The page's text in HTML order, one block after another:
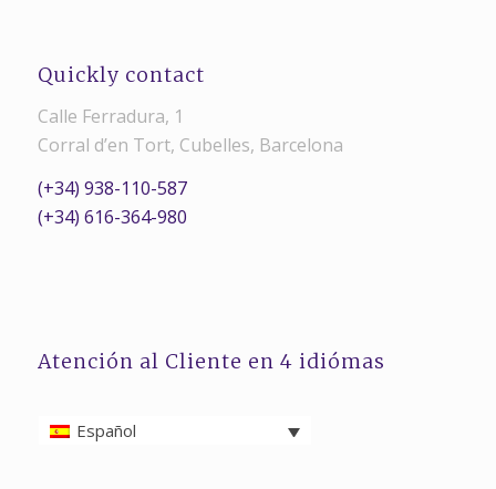
Quickly contact
Calle Ferradura, 1
Corral d’en Tort, Cubelles, Barcelona
(+34) 938-110-587
(+34) 616-364-980
Atención al Cliente en 4 idiómas
Español